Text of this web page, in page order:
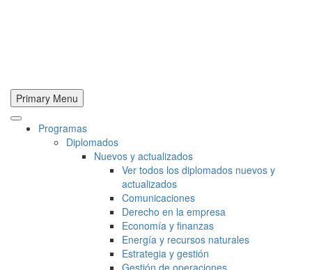
Primary Menu
Programas
Diplomados
Nuevos y actualizados
Ver todos los diplomados nuevos y
actualizados
Comunicaciones
Derecho en la empresa
Economía y finanzas
Energía y recursos naturales
Estrategia y gestión